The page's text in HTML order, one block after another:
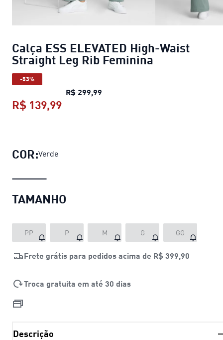
Calça ESS ELEVATED High-Waist
Straight Leg Rib Feminina
-53%
R$ 299,99Calça ESS ELEVATED High-
R$ 139,99
COR:Verde
TAMANHO
PP P M G GG
Frete grátis para pedidos acima de R$ 399,90
Troca gratuita em até 30 dias
Descrição